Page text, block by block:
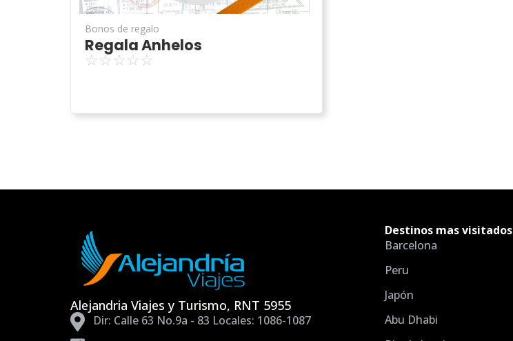
Bonos de regalo
Regala Anhelos
☆☆☆☆☆
Alejandria Viajes y Turismo, RNT 5955
Dir: Calle 63 No.9a - 83 Locales: 1086-1087
Destinos mas visitados
Barcelona
Peru
Japón
Abu Dhabi